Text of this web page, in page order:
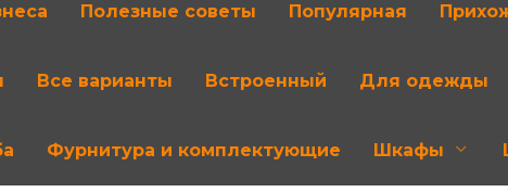
Полезные советы Популярная
Все варианты Встроенный Для одежды
Фурнитура и комплектующие Шкафы